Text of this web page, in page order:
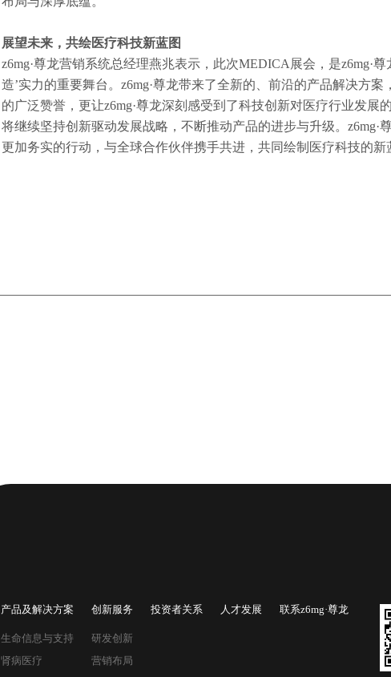
展望未来，共绘医疗科技新蓝图
z6mg·尊龙营销系统总经理燕兆表示，此次MEDICA展会，是z6mg·尊
造’实力的重要舞台。z6mg·尊龙带来了全新的、前沿的产品解决方
的广泛赞誉，更让z6mg·尊龙深刻感受到了科技创新对医疗行业发展
将继续坚持创新驱动发展战略，不断推动产品的进步与升级。z6mg·
更加务实的行动，与全球合作伙伴携手共进，共同绘制医疗科技的新
产品及解决方案
生命信息与支持
肾病医疗
创新服务
研发创新
营销布局
投资者关系 人才发展 联系z6mg·尊龙